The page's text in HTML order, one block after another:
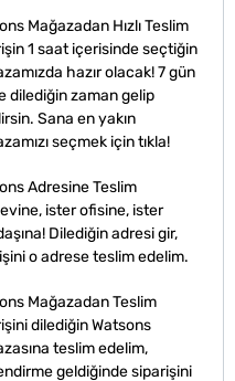
Mağazadan Hızlı Teslim
1 saat içerisinde seçtiğin
hazır olacak! 7 gün
dilediğin zaman gelip
Sana en yakın
seçmek için tıkla!
Adresine Teslim
ister ofisine, ister
Dilediğin adresi gir,
o adrese teslim edelim.
Mağazadan Teslim
dilediğin Watsons
teslim edelim,
geldiğinde siparişini